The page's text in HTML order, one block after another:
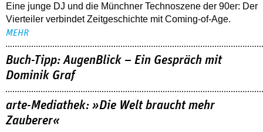
Eine junge DJ und die Münchner Technoszene der 90er: Der
Vierteiler verbindet Zeitgeschichte mit Coming-of-Age.
MEHR
Buch-Tipp: AugenBlick – Ein Gespräch mit
Dominik Graf
arte-Mediathek: »Die Welt braucht mehr
Zauberer«